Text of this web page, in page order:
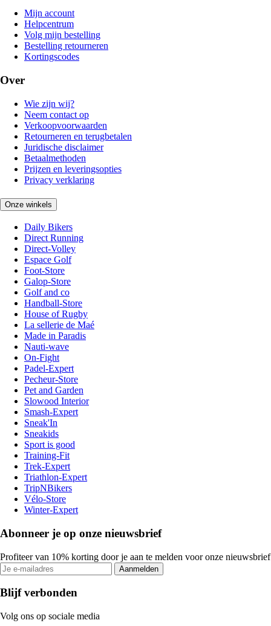
Mijn account
Helpcentrum
Volg mijn bestelling
Bestelling retourneren
Kortingscodes
Over
Wie zijn wij?
Neem contact op
Verkoopvoorwaarden
Retourneren en terugbetalen
Juridische disclaimer
Betaalmethoden
Prijzen en leveringsopties
Privacy verklaring
Onze winkels
Daily Bikers
Direct Running
Direct-Volley
Espace Golf
Foot-Store
Galop-Store
Golf and co
Handball-Store
House of Rugby
La sellerie de Maé
Made in Paradis
Nauti-wave
On-Fight
Padel-Expert
Pecheur-Store
Pet and Garden
Slowood Interior
Smash-Expert
Sneak'In
Sneakids
Sport is good
Training-Fit
Trek-Expert
Triathlon-Expert
TripNBikers
Vélo-Store
Winter-Expert
Abonneer je op onze nieuwsbrief
Profiteer van 10% korting door je aan te melden voor onze nieuwsbrief
Aanmelden
Blijf verbonden
Volg ons op sociale media